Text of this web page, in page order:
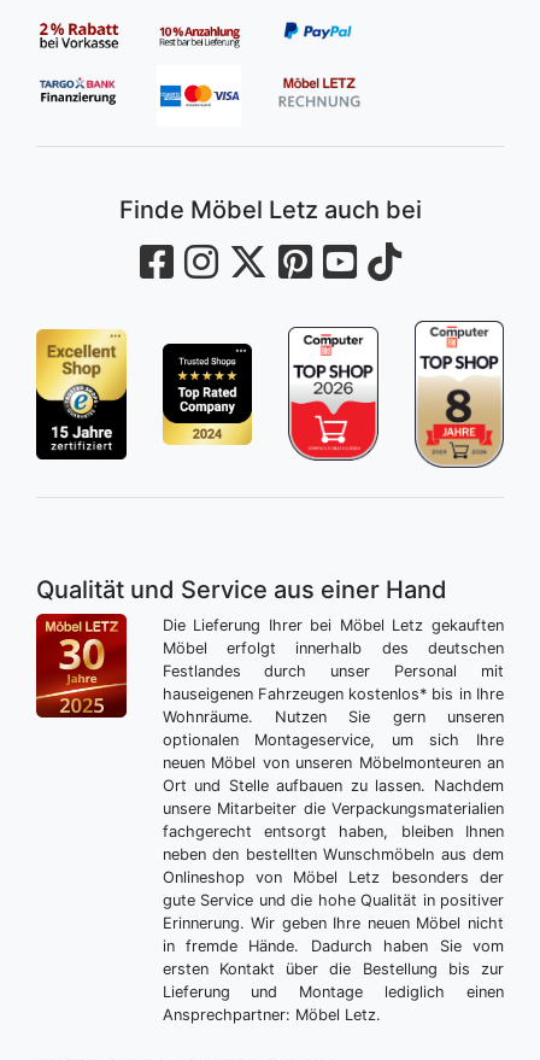
Finde Möbel Letz auch bei
Qualität und Service aus einer Hand
Die Lieferung Ihrer bei Möbel Letz gekauften
Möbel erfolgt innerhalb des deutschen
Festlandes durch unser Personal mit
hauseigenen Fahrzeugen kostenlos* bis in Ihre
Wohnräume. Nutzen Sie gern unseren
optionalen Montageservice, um sich Ihre
neuen Möbel von unseren Möbelmonteuren an
Ort und Stelle aufbauen zu lassen. Nachdem
unsere Mitarbeiter die Verpackungsmaterialien
fachgerecht entsorgt haben, bleiben Ihnen
neben den bestellten Wunschmöbeln aus dem
Onlineshop von Möbel Letz besonders der
gute Service und die hohe Qualität in positiver
Erinnerung. Wir geben Ihre neuen Möbel nicht
in fremde Hände. Dadurch haben Sie vom
ersten Kontakt über die Bestellung bis zur
Lieferung und Montage lediglich einen
Ansprechpartner: Möbel Letz.